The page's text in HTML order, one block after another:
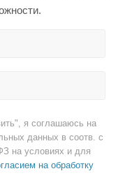
я соглашаюсь на
данных в соотв. с
на условиях и для
на обработку